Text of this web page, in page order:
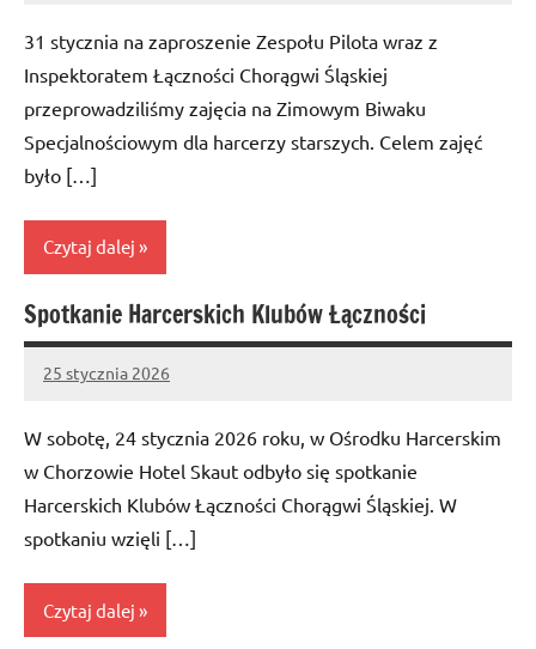
31 stycznia na zaproszenie Zespołu Pilota wraz z
Inspektoratem Łączności Chorągwi Śląskiej
przeprowadziliśmy zajęcia na Zimowym Biwaku
Specjalnościowym dla harcerzy starszych. Celem zajęć
było […]
Czytaj dalej
Bez
kategorii
Spotkanie Harcerskich Klubów Łączności
25 stycznia 2026
Administrator
No
W sobotę, 24 stycznia 2026 roku, w Ośrodku Harcerskim
w Chorzowie Hotel Skaut odbyło się spotkanie
Harcerskich Klubów Łączności Chorągwi Śląskiej. W
spotkaniu wzięli […]
Czytaj dalej